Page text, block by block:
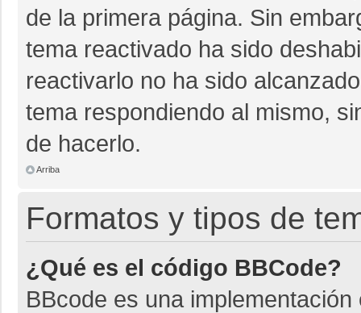
de la primera página. Sin
tema reactivado ha sido
reactivarlo no ha sido
tema respondiendo al mismo,
de hacerlo.
Arriba
Formatos y tipos de
¿Qué es el código BBCode?
BBcode es una